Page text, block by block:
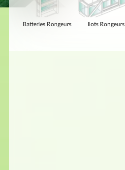
Batteries Rongeurs Ilots Rongeurs